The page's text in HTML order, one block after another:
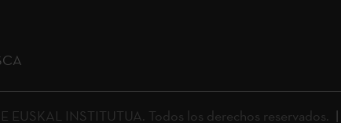
EUSKAL INSTITUTUA. Todos los derechos reservados.